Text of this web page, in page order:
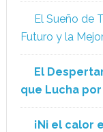
El Sueño de
Futuro y la
El
que Lucha
¡Ni el calor